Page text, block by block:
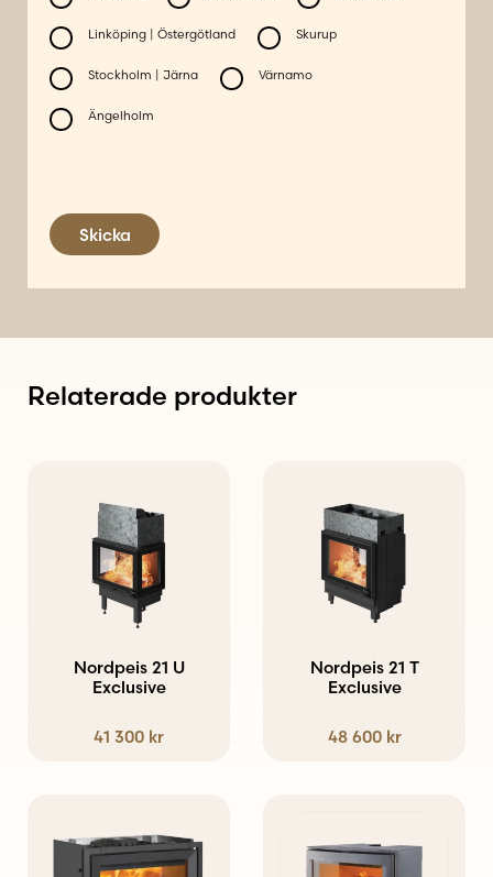
Linköping | Östergötland Skurup
Stockholm | Järna Värnamo
Ängelholm
Skicka
Relaterade produkter
Nordpeis 21 U
Exclusive
41 300 kr
Nordpeis 21 T
Exclusive
48 600 kr
här